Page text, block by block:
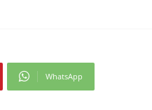
WhatsApp